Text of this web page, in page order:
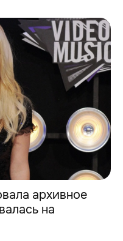
архивное
на